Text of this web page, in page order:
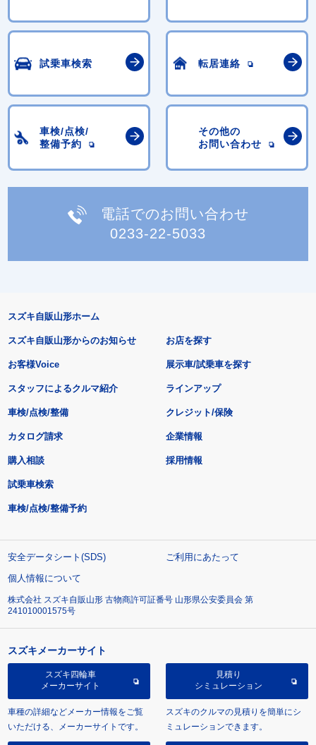
試乗車検索 転居連絡
車検/点検/
整備予約
その他の
お問い合わせ
電話でのお問い合わせ
0233-22-5033
スズキ自販山形ホーム
スズキ自販山形からのお知らせ
お客様Voice
スタッフによるクルマ紹介
お店を探す
展示車/試乗車を探す
ラインアップ
車検/点検/整備 クレジット/保険
カタログ請求
購入相談
試乗車検索
車検/点検/整備予約
企業情報
採用情報
安全データシート(SDS)
ご利用にあたって
個人情報について
株式会社 スズキ自販山形 古物商許可証番号 山形県公安委員会 第
241010001575号
スズキメーカーサイト
スズキ四輪車
メーカーサイト
車種の詳細などメーカー情報をご覧
いただける、メーカーサイトです。
見積り
シミュレーション
スズキのクルマの見積りを簡単にシ
ミュレーションできます。